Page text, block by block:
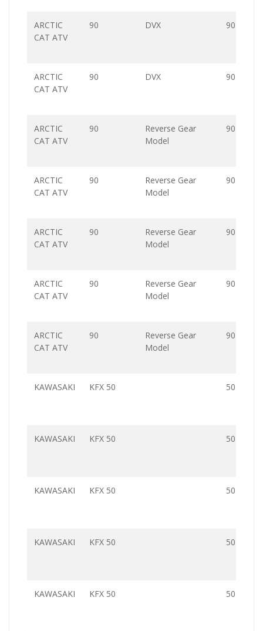
ARCTIC
CAT ATV
90 DVX 90.0
ARCTIC
CAT ATV
90 DVX 90.0
ARCTIC
CAT ATV
90
Reverse Gear
Model
90.0
ARCTIC
CAT ATV
90
Reverse Gear
Model
90.0
ARCTIC
CAT ATV
90
Reverse Gear
Model
90.0
ARCTIC
CAT ATV
90
Reverse Gear
Model
90.0
ARCTIC
CAT ATV
90
Reverse Gear
Model
90.0
KAWASAKI KFX 50 50.0
KAWASAKI KFX 50 50.0
KAWASAKI KFX 50 50.0
KAWASAKI KFX 50 50.0
KAWASAKI KFX 50 50.0